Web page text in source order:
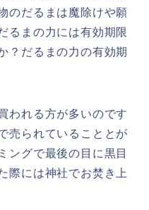
のだるまは魔除けや願
るまの力には有効期限
？だるまの力の有効期
われる方が多いのです
売られていることとが
ングで最後の目に黒目
際には神社でお焚き上